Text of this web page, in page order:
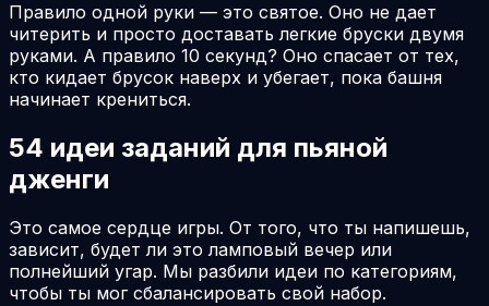
Правило одной руки — это святое. Оно не дает
читерить и просто доставать легкие бруски двумя
руками. А правило 10 секунд? Оно спасает от тех,
кто кидает брусок наверх и убегает, пока башня
начинает крениться.
54 идеи заданий для пьяной
дженги
Это самое сердце игры. От того, что ты напишешь,
зависит, будет ли это ламповый вечер или
полнейший угар. Мы разбили идеи по категориям,
чтобы ты мог сбалансировать свой набор.